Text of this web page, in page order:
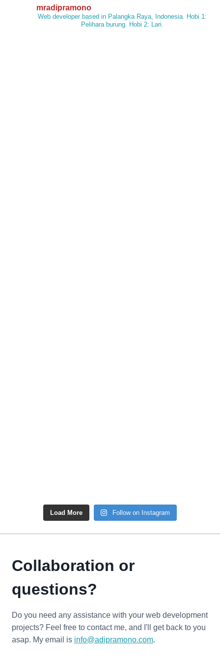
mradipramono
Web developer based in Palangka Raya, Indonesia. Hobi 1:
Pelihara burung. Hobi 2: Lari.
Load More Follow on Instagram
Collaboration or
questions?
Do you need any assistance with your web development
projects? Feel free to contact me, and I'll get back to you
asap. My email is info@adipramono.com.